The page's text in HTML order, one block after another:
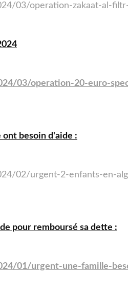
03/operation-zakaat-al-
03/operation-20-euro-
besoin d'aide :
02/urgent-2-enfants-en-
pour remboursé sa dette :
01/urgent-une-famille-